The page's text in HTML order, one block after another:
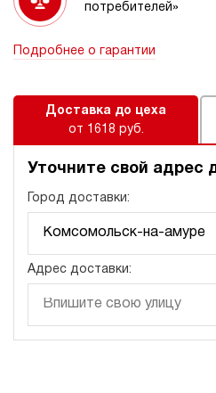
потребителей»
Подробнее о гарантии
Доставка до цеха
от 1618 руб.
Уточните свой адрес
Город доставки:
Адрес доставки: